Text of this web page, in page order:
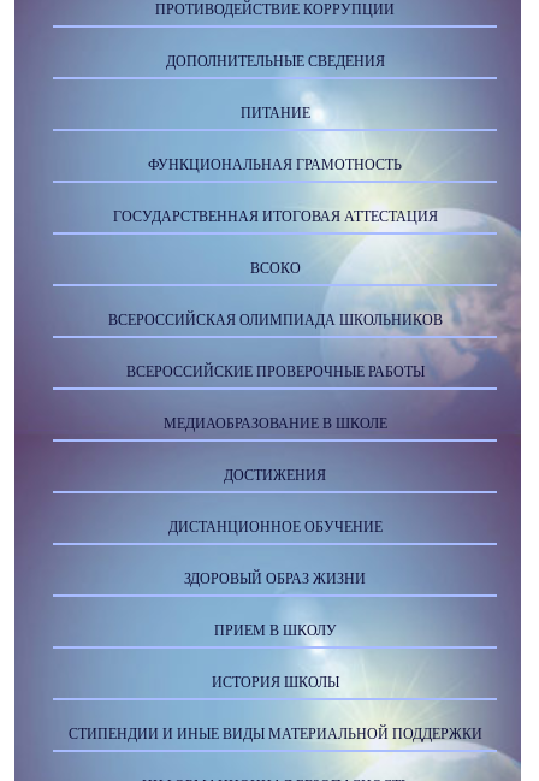
ПРОТИВОДЕЙСТВИЕ КОРРУПЦИИ
ДОПОЛНИТЕЛЬНЫЕ СВЕДЕНИЯ
ПИТАНИЕ
ФУНКЦИОНАЛЬНАЯ ГРАМОТНОСТЬ
ГОСУДАРСТВЕННАЯ ИТОГОВАЯ АТТЕСТАЦИЯ
ВСОКО
ВСЕРОССИЙСКАЯ ОЛИМПИАДА ШКОЛЬНИКОВ
ВСЕРОССИЙСКИЕ ПРОВЕРОЧНЫЕ РАБОТЫ
МЕДИАОБРАЗОВАНИЕ В ШКОЛЕ
ДОСТИЖЕНИЯ
ДИСТАНЦИОННОЕ ОБУЧЕНИЕ
ЗДОРОВЫЙ ОБРАЗ ЖИЗНИ
ПРИЕМ В ШКОЛУ
ИСТОРИЯ ШКОЛЫ
СТИПЕНДИИ И ИНЫЕ ВИДЫ МАТЕРИАЛЬНОЙ ПОДДЕРЖКИ